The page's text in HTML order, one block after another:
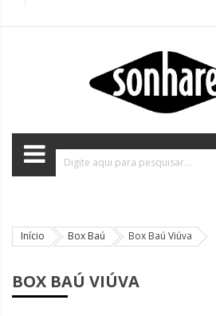
Início Box Baú Box Baú Viúva
BOX BAÚ VIÚVA